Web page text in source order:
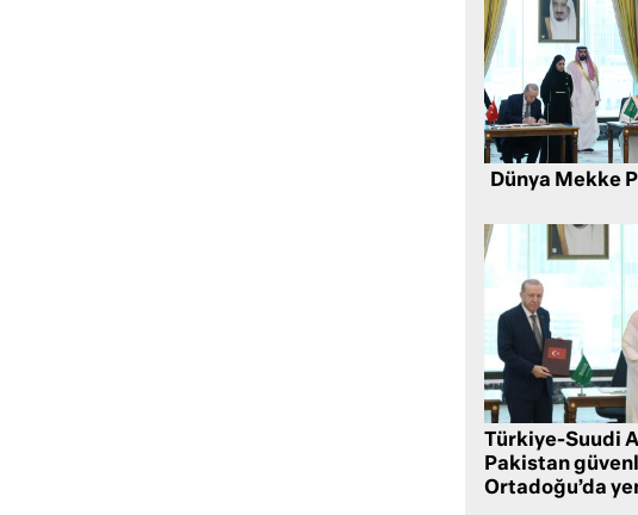
Dünya Mekke
Türkiye-Suudi
Pakistan
Ortadoğu’da